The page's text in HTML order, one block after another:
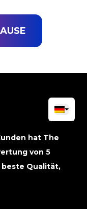
hat The
von 5
Qualität,